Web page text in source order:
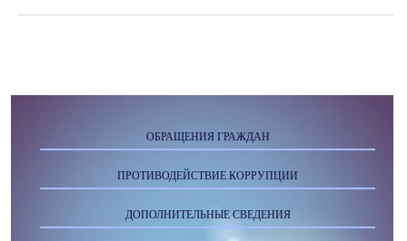
ОБРАЩЕНИЯ ГРАЖДАН
ПРОТИВОДЕЙСТВИЕ КОРРУПЦИИ
ДОПОЛНИТЕЛЬНЫЕ СВЕДЕНИЯ